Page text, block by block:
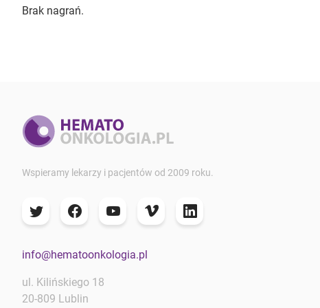
Brak nagrań.
Wspieramy lekarzy i pacjentów od 2009 roku.
info@hematoonkologia.pl
ul. Kilińskiego 18
20-809 Lublin